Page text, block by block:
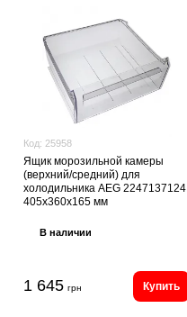
Код: 25958
Ящик морозильной камеры
(верхний/средний) для
холодильника AEG 2247137124
405х360х165 мм
В наличии
1 645 грн Купить